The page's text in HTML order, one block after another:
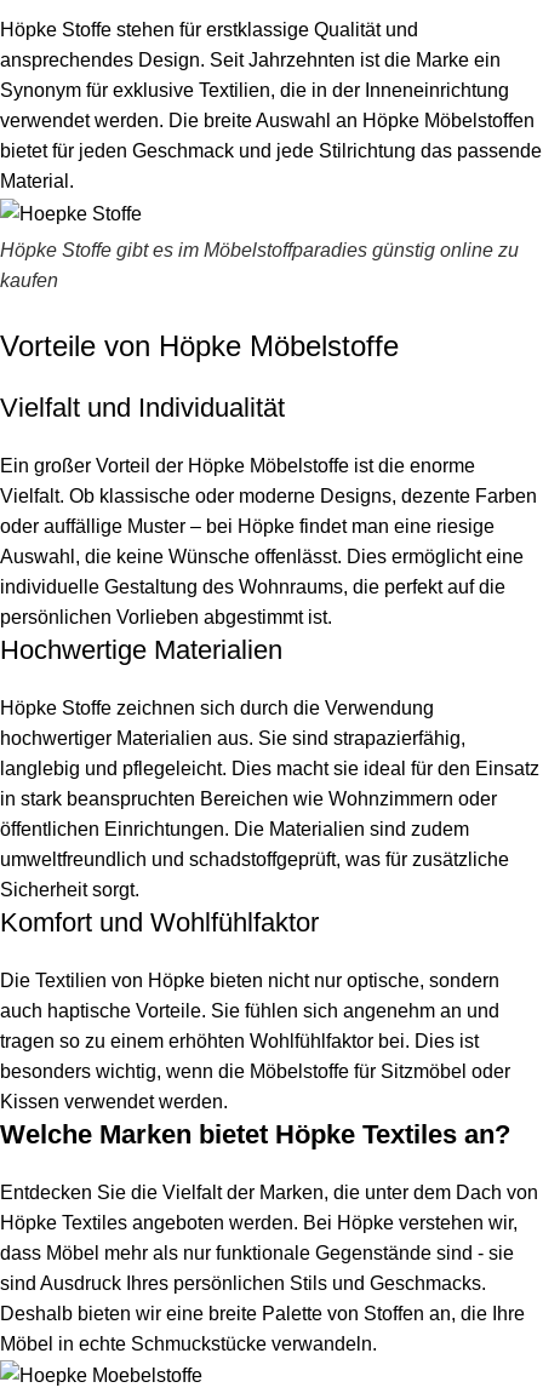
Höpke Stoffe stehen für erstklassige Qualität und
ansprechendes Design. Seit Jahrzehnten ist die Marke ein
Synonym für exklusive Textilien, die in der Inneneinrichtung
verwendet werden. Die breite Auswahl an Höpke Möbelstoffen
bietet für jeden Geschmack und jede Stilrichtung das passende
Material.
Höpke Stoffe gibt es im Möbelstoffparadies günstig online zu
kaufen
Vorteile von Höpke Möbelstoffe
Vielfalt und Individualität
Ein großer Vorteil der Höpke Möbelstoffe ist die enorme
Vielfalt. Ob klassische oder moderne Designs, dezente Farben
oder auffällige Muster – bei Höpke findet man eine riesige
Auswahl, die keine Wünsche offenlässt. Dies ermöglicht eine
individuelle Gestaltung des Wohnraums, die perfekt auf die
persönlichen Vorlieben abgestimmt ist.
Hochwertige Materialien
Höpke Stoffe zeichnen sich durch die Verwendung
hochwertiger Materialien aus. Sie sind strapazierfähig,
langlebig und pflegeleicht. Dies macht sie ideal für den Einsatz
in stark beanspruchten Bereichen wie Wohnzimmern oder
öffentlichen Einrichtungen. Die Materialien sind zudem
umweltfreundlich und schadstoffgeprüft, was für zusätzliche
Sicherheit sorgt.
Komfort und Wohlfühlfaktor
Die Textilien von Höpke bieten nicht nur optische, sondern
auch haptische Vorteile. Sie fühlen sich angenehm an und
tragen so zu einem erhöhten Wohlfühlfaktor bei. Dies ist
besonders wichtig, wenn die Möbelstoffe für Sitzmöbel oder
Kissen verwendet werden.
Welche Marken bietet Höpke Textiles an?
Entdecken Sie die Vielfalt der Marken, die unter dem Dach von
Höpke Textiles angeboten werden. Bei Höpke verstehen wir,
dass Möbel mehr als nur funktionale Gegenstände sind - sie
sind Ausdruck Ihres persönlichen Stils und Geschmacks.
Deshalb bieten wir eine breite Palette von Stoffen an, die Ihre
Möbel in echte Schmuckstücke verwandeln.